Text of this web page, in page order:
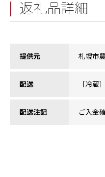
返礼品詳細
提供元 札幌市
配送 ［冷蔵］
配送注記 ご入金